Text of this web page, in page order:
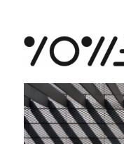
vowe dot net